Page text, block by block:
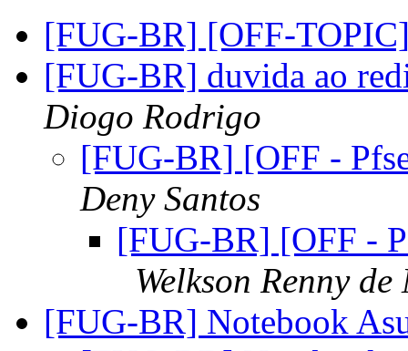
[FUG-BR] [OFF-
[FUG-BR] duvida ao
Diogo Rodrigo
[FUG-BR] [OFF -
Deny Santos
[FUG-BR] [OFF -
Welkson Renny
[FUG-BR] Notebook